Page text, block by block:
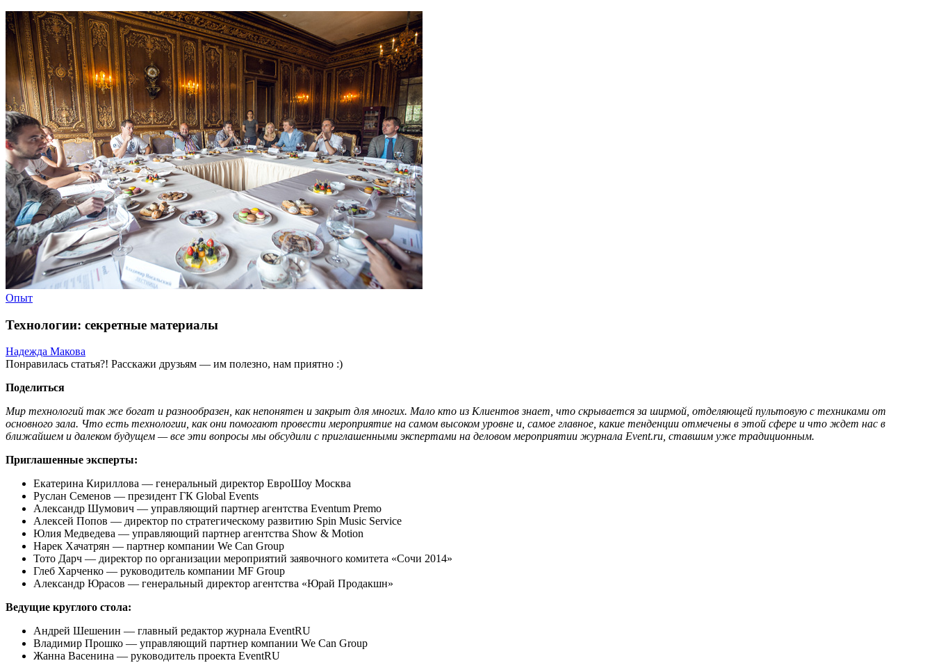
Опыт
Технологии: секретные материалы
Надежда Макова
Понравилась статья?! Расскажи друзьям — им полезно, нам приятно :)
Поделиться
Мир технологий так же богат и разнообразен, как непонятен и закрыт для многих. Мало кто из Клиентов знает, что скрывается за ширмой, отделяющей пультовую с техниками от
основного зала. Что есть технологии, как они помогают провести мероприятие на самом высоком уровне и, самое главное, какие тенденции отмечены в этой сфере и что ждет нас в
ближайшем и далеком будущем — все эти вопросы мы обсудили с приглашенными экспертами на деловом мероприятии журнала Event.ru, ставшим уже традиционным.
Приглашенные эксперты:
Екатерина Кириллова — генеральный директор ЕвроШоу Москва
Руслан Семенов — президент ГК Global Events
Александр Шумович — управляющий партнер агентства Eventum Premo
Алексей Попов — директор по стратегическому развитию Spin Music Service
Юлия Медведева — управляющий партнер агентства Show & Motion
Нарек Хачатрян — партнер компании We Can Group
Тото Дарч — директор по организации мероприятий заявочного комитета «Сочи 2014»
Глеб Харченко — руководитель компании MF Group
Александр Юрасов — генеральный директор агентства «Юрай Продакшн»
Ведущие круглого стола:
Андрей Шешенин — главный редактор журнала EventRU
Владимир Прошко — управляющий партнер компании We Can Group
Жанна Васенина — руководитель проекта EventRU